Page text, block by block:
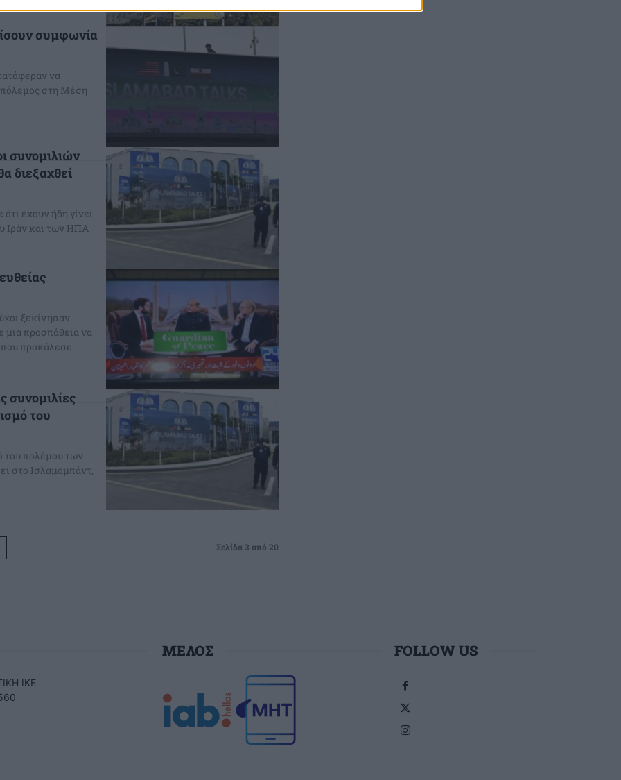
συμφωνία
να
πόλεμος στη Μέση
συνομιλιών
διεξαχθεί
έχουν ήδη γίνει
Ιράν και των ΗΠΑ
ξεκίνησαν
μια προσπάθεια να
προκάλεσε
συνομιλίες
του
του πολέμου των
στο Ισλαμαμπάντ,
Σελίδα 3 από 20
ΙΚΕ
ΜΕΛΟΣ FOLLOW US